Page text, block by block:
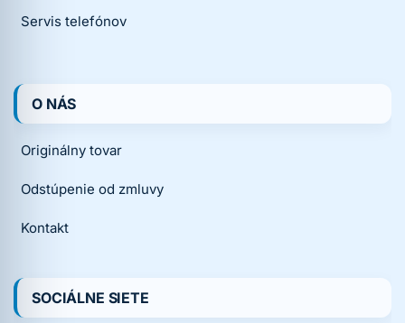
Servis telefónov
O NÁS
Originálny tovar
Odstúpenie od zmluvy
Kontakt
SOCIÁLNE SIETE